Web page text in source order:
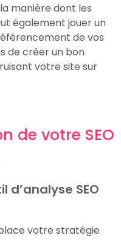
manière dont les
également jouer un
de vos
de créer un bon
votre site sur
de votre SEO
d’analyse SEO
votre stratégie